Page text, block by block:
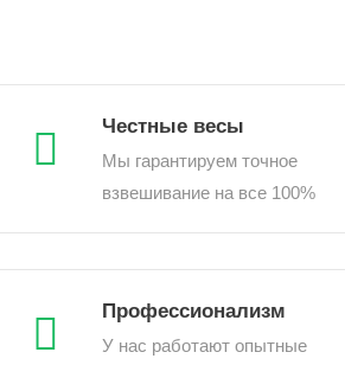
Честные весы
Мы гарантируем точное
взвешивание на все 100%
Профессионализм
У нас работают опытные